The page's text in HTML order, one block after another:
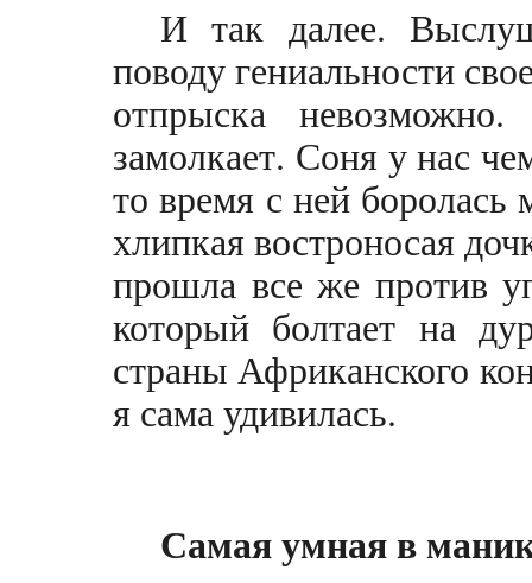
И так далее.
поводу гениальности
отпрыска
замолкает. Соня у нас
то время с ней боролась
хлипкая востроносая
прошла все же против
который болтает на
страны Африканского
я сама удивилась.
Самая умная в